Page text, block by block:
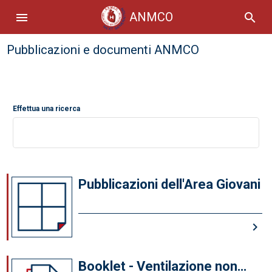
menu ANMCO search
Pubblicazioni e documenti ANMCO
Effettua una ricerca
Pubblicazioni dell'Area Giovani
keyboard_arrow_right
Booklet - Ventilazione non